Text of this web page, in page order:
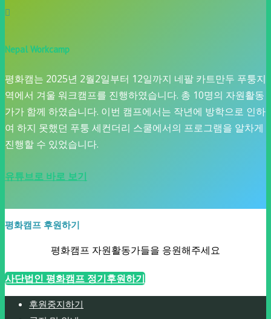
Nepal Workcamp
평화캠는 2025년 2월2일부터 12일까지 네팔 카트만두 푸퉁지
역에서 겨울 워크캠프를 진행하였습니다. 총 10명의 자원활동
가가 함께 하였습니다. 이번 캠프에서는 작년에 방학으로 인하
여 하지 못했던 푸퉁 세컨더리 스쿨에서의 프로그램을 알차게
진행할 수 있었습니다.
유튜브로 바로 보기
평화캠프 후원하기
평화캠프 자원활동가들을 응원해주세요
사단법인 평화캠프 정기후원하기
후원중지하기